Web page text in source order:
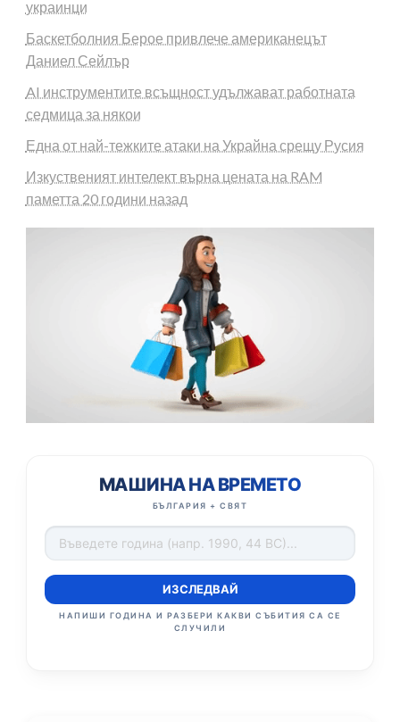
украинци
Баскетболния Берое привлече американецът
Даниел Сейлър
AI инструментите всъщност удължават работната
седмица за някои
Една от най-тежките атаки на Украйна срещу Русия
Изкуственият интелект върна цената на RAM
паметта 20 години назад
МАШИНА НА ВРЕМЕТО
БЪЛГАРИЯ + СВЯТ
ИЗСЛЕДВАЙ
НАПИШИ ГОДИНА И РАЗБЕРИ КАКВИ СЪБИТИЯ СА СЕ
СЛУЧИЛИ